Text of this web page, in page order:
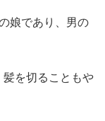
娘であり、男の
を切ることもや